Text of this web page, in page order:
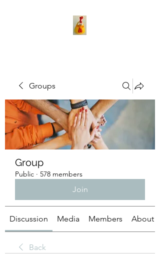
Groups
Group
Public · 578 members
Join
Discussion Media Members About
Back